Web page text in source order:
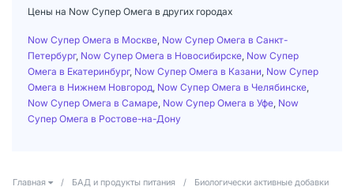
Цены на Now Супер Омега в других городах
Now Супер Омега в Москве Now Супер Омега в Санкт-
Петербург, Now Супер Омега в Новосибирске Now Супер
Омега в Екатеринбург, Now Супер Омега в Казани Now Супер
Омега в Нижнем Новгород Now Супер Омега в Челябинске
Now Супер Омега в Самаре Now Супер Омега в Уфе Now
Супер Омега в Ростове-на-Дону
Главная / БАД и продукты питания /
Биологически активные добавки